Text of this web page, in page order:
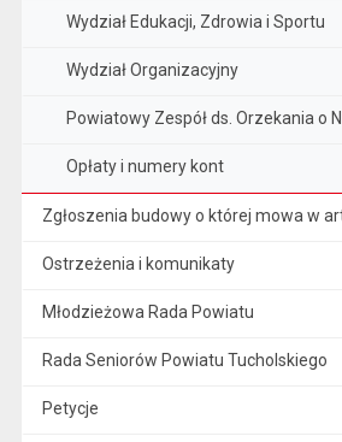
Wydział Edukacji, Zdrowia i Sportu
Wydział Organizacyjny
Powiatowy Zespół ds. Orzekania o
Opłaty i numery kont
Zgłoszenia budowy o której mowa w
Ostrzeżenia i komunikaty
Młodzieżowa Rada Powiatu
Rada Seniorów Powiatu Tucholskiego
Petycje